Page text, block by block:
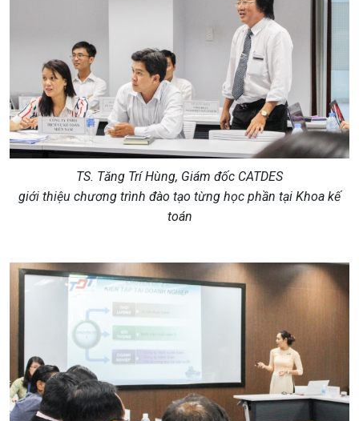
TS. Tăng Trí Hùng, Giám đốc CATDES
giới thiệu chương trình đào tạo từng học phần tại Khoa kế
toán